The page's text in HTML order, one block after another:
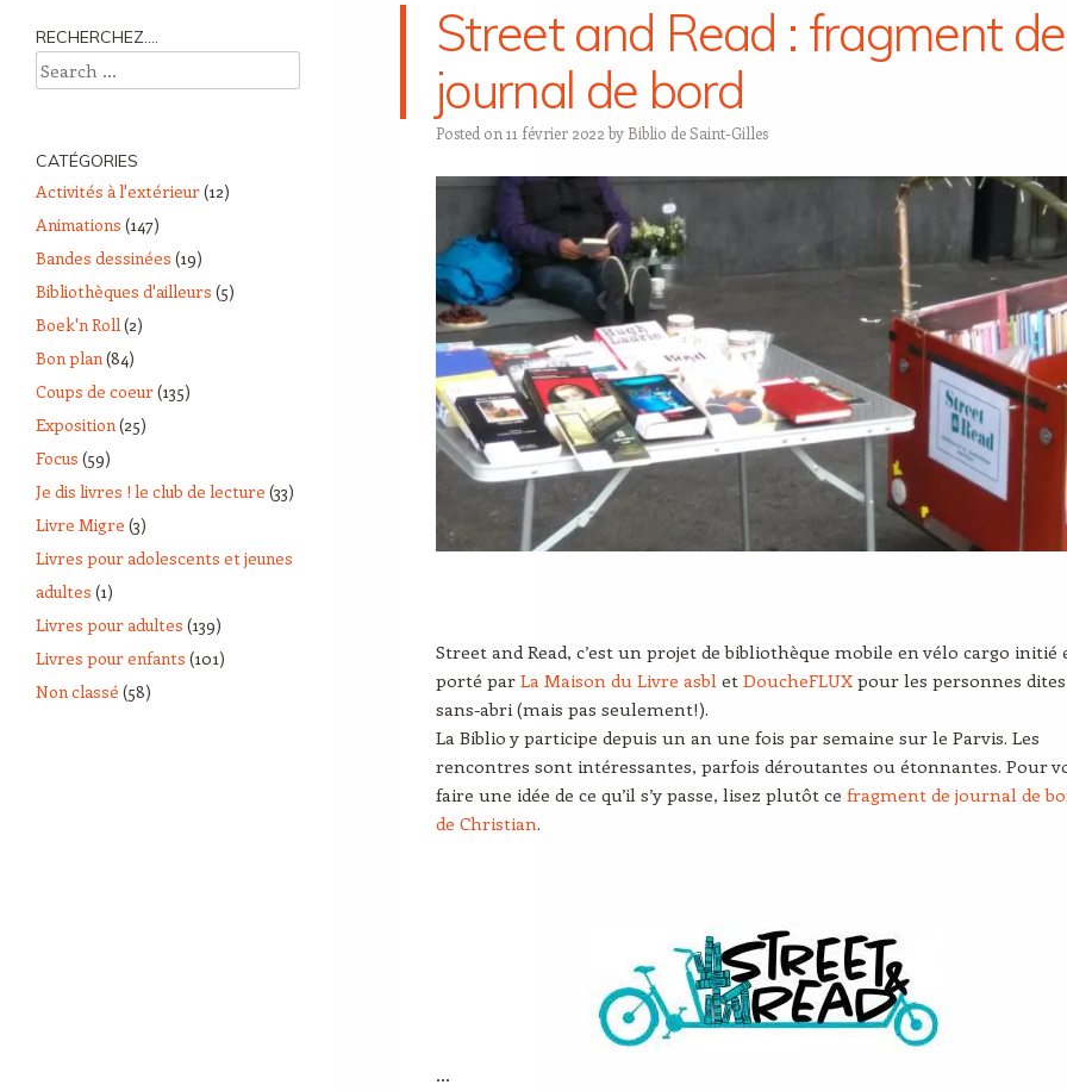
Street and Read : fragment de
journal de bord
Posted on 11 février 2022 by Biblio de Saint-Gilles
Street and Read, c’est un projet de bibliothèque mobile en vélo cargo initié
porté par La Maison du Livre asbl et DoucheFLUX pour les personnes dites
sans-abri (mais pas seulement!).
La Biblio y participe depuis un an une fois par semaine sur le Parvis. Les
rencontres sont intéressantes, parfois déroutantes ou étonnantes. Pour
faire une idée de ce qu’il s’y passe, lisez plutôt ce fragment de journal de
de Christian.
…
RECHERCHEZ….
Search
CATÉGORIES
Activités à l'extérieur(12)
Animations (147)
Bandes dessinées (19)
Bibliothèques d'ailleurs (5)
Boek'n Roll(2)
Bon plan(84)
Coups de coeur(135)
Exposition(25)
Focus (59)
Je dis livres ! le club de lecture (33)
Livre Migre (3)
Livres pour adolescents et jeunes
adultes (1)
Livres pour adultes (139)
Livres pour enfants (101)
Non classé (58)